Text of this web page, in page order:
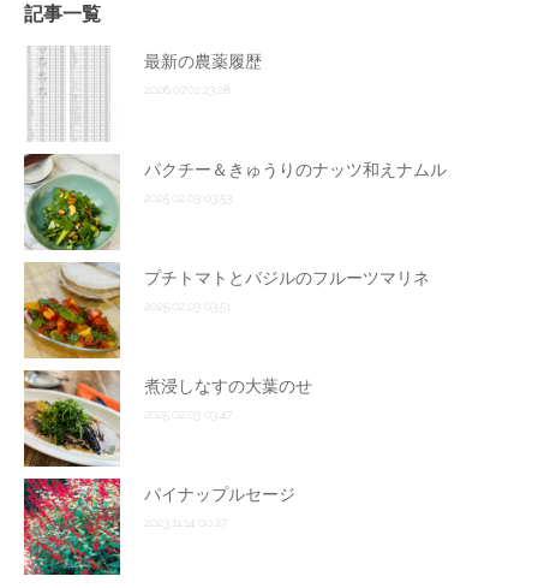
記事一覧
最新の農薬履歴
2026.07.01 23:28
パクチー＆きゅうりのナッツ和えナムル
2025.02.03 03:53
プチトマトとバジルのフルーツマリネ
2025.02.03 03:51
煮浸しなすの大葉のせ
2025.02.03 03:47
パイナップルセージ
2023.11.14 00:27